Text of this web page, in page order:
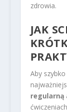
zdrowia.
JAK
Aby
regularną